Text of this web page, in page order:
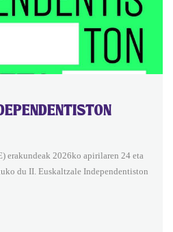
erakundeak 2026ko apirilaren 24 eta
du II. Euskaltzale Independentiston